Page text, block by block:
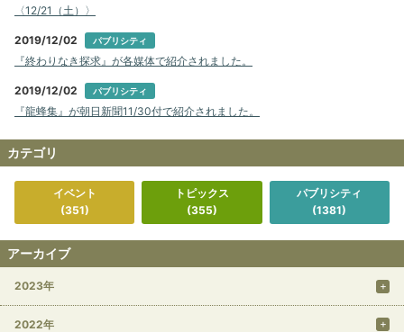
〈12/21（土）〉
2019/12/02 パブリシティ
『終わりなき探求』が各媒体で紹介されました。
2019/12/02 パブリシティ
『龍蜂集』が朝日新聞11/30付で紹介されました。
カテゴリ
イベント
(351)
トピックス
(355)
パブリシティ
(1381)
アーカイブ
2023年
2022年